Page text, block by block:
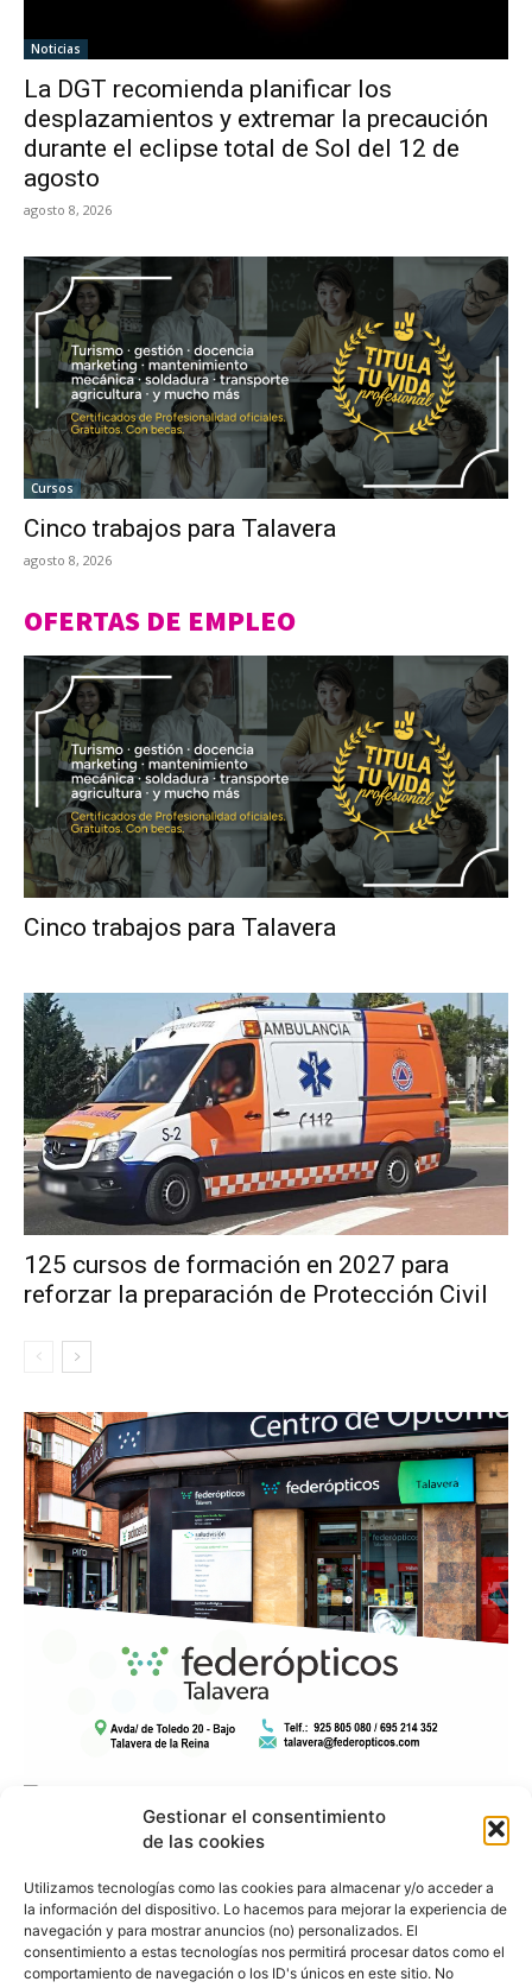
Gestionar el consentimiento
de las cookies
Utilizamos tecnologías como las cookies para almacenar y/o acceder a
la información del dispositivo. Lo hacemos para mejorar la experiencia de
navegación y para mostrar anuncios (no) personalizados. El
consentimiento a estas tecnologías nos permitirá procesar datos como el
comportamiento de navegación o los ID's únicos en este sitio. No
Noticias
La DGT recomienda planificar los
desplazamientos y extremar la precaución
durante el eclipse total de Sol del 12 de
agosto
agosto 8, 2026
Cursos
Cinco trabajos para Talavera
agosto 8, 2026
OFERTAS DE EMPLEO
Cinco trabajos para Talavera
125 cursos de formación en 2027 para
reforzar la preparación de Protección Civil